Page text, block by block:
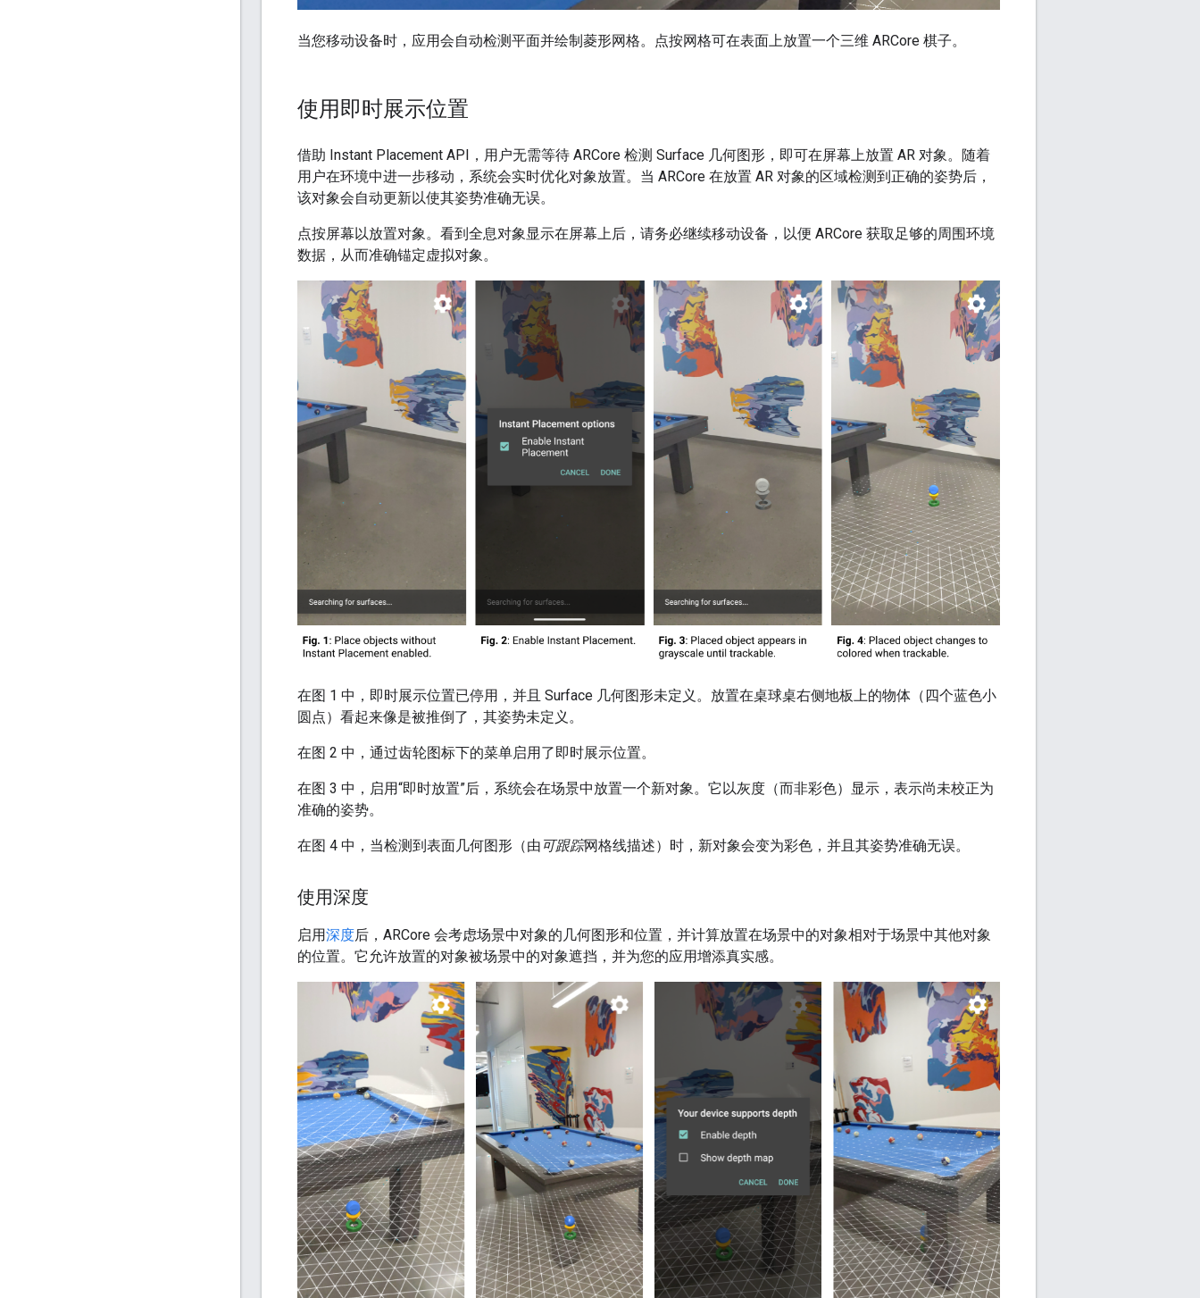
当您移动设备时，应用会自动检测平面并绘制菱形网格。点按网格可在表面上放置一个三维 ARCore 棋子。
使用即时展示位置
借助 Instant Placement API，用户无需等待 ARCore 检测 Surface 几何图形，即可在屏幕上放置 AR 对象。随着
用户在环境中进一步移动，系统会实时优化对象放置。当 ARCore 在放置 AR 对象的区域检测到正确的姿势后，
该对象会自动更新以使其姿势准确无误。
点按屏幕以放置对象。看到全息对象显示在屏幕上后，请务必继续移动设备，以便 ARCore 获取足够的周围环境
数据，从而准确锚定虚拟对象。
在图 1 中，即时展示位置已停用，并且 Surface 几何图形未定义。放置在桌球桌右侧地板上的物体（四个蓝色小
圆点）看起来像是被推倒了，其姿势未定义。
在图 2 中，通过齿轮图标下的菜单启用了即时展示位置。
在图 3 中，启用“即时放置”后，系统会在场景中放置一个新对象。它以灰度（而非彩色）显示，表示尚未校正为
准确的姿势。
在图 4 中，当检测到表面几何图形（由 可跟踪网格线描述）时，新对象会变为彩色，并且其姿势准确无误。
使用深度
启用深度后，ARCore 会考虑场景中对象的几何图形和位置，并计算放置在场景中的对象相对于场景中其他对象
的位置。它允许放置的对象被场景中的对象遮挡，并为您的应用增添真实感。